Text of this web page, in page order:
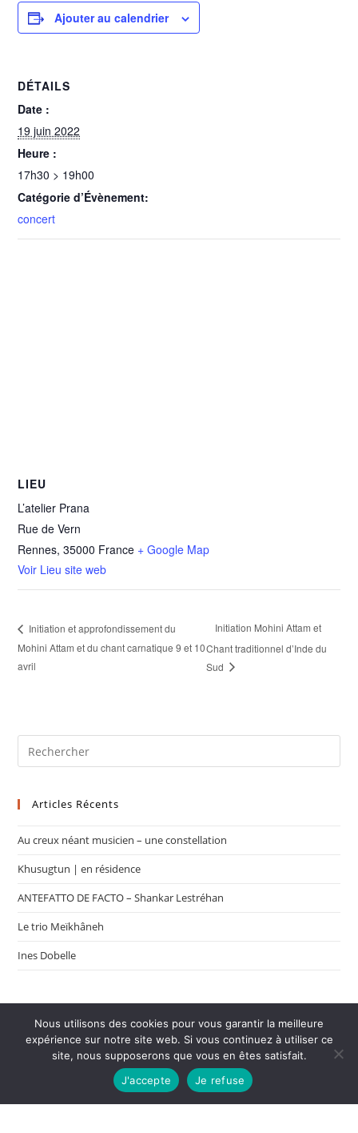
Ajouter au calendrier
DÉTAILS
Date :
19 juin 2022
Heure :
17h30 > 19h00
Catégorie d’Évènement:
concert
LIEU
L’atelier Prana
Rue de Vern
Rennes, 35000 France + Google Map
Voir Lieu site web
Initiation et approfondissement du
Mohini Attam et du chant carnatique 9 et 10
avril
Initiation Mohini Attam et
Chant traditionnel d’Inde du
Sud
Articles Récents
Au creux néant musicien – une constellation
Khusugtun | en résidence
ANTEFATTO DE FACTO – Shankar Lestréhan
Le trio Meïkhâneh
Ines Dobelle
Nous utilisons des cookies pour vous garantir la meilleure
expérience sur notre site web. Si vous continuez à utiliser ce
site, nous supposerons que vous en êtes satisfait.
J'accepte
Je refuse